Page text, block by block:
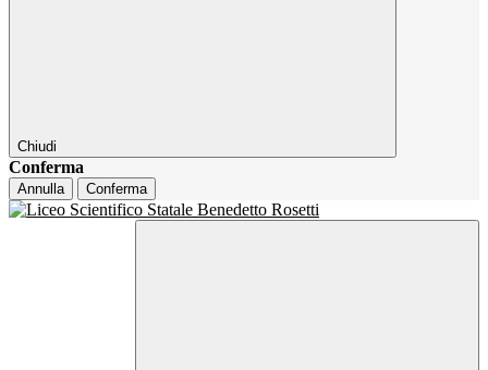
Chiudi
Conferma
Annulla Conferma